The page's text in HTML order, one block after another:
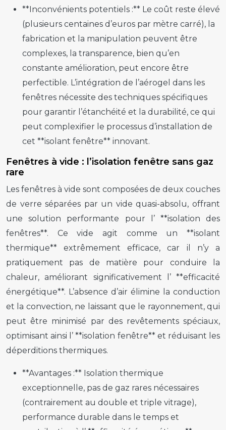
**Inconvénients potentiels :** Le coût reste élevé
(plusieurs centaines d’euros par mètre carré), la
fabrication et la manipulation peuvent être
complexes, la transparence, bien qu’en
constante amélioration, peut encore être
perfectible. L’intégration de l’aérogel dans les
fenêtres nécessite des techniques spécifiques
pour garantir l’étanchéité et la durabilité, ce qui
peut complexifier le processus d’installation de
cet **isolant fenêtre** innovant.
Fenêtres à vide : l’isolation fenêtre sans gaz
rare
Les fenêtres à vide sont composées de deux couches
de verre séparées par un vide quasi-absolu, offrant
une solution performante pour l’ **isolation des
fenêtres**. Ce vide agit comme un **isolant
thermique** extrêmement efficace, car il n’y a
pratiquement pas de matière pour conduire la
chaleur, améliorant significativement l’ **efficacité
énergétique**. L’absence d’air élimine la conduction
et la convection, ne laissant que le rayonnement, qui
peut être minimisé par des revêtements spéciaux,
optimisant ainsi l’ **isolation fenêtre** et réduisant les
déperditions thermiques.
**Avantages :** Isolation thermique
exceptionnelle, pas de gaz rares nécessaires
(contrairement au double et triple vitrage),
performance durable dans le temps et